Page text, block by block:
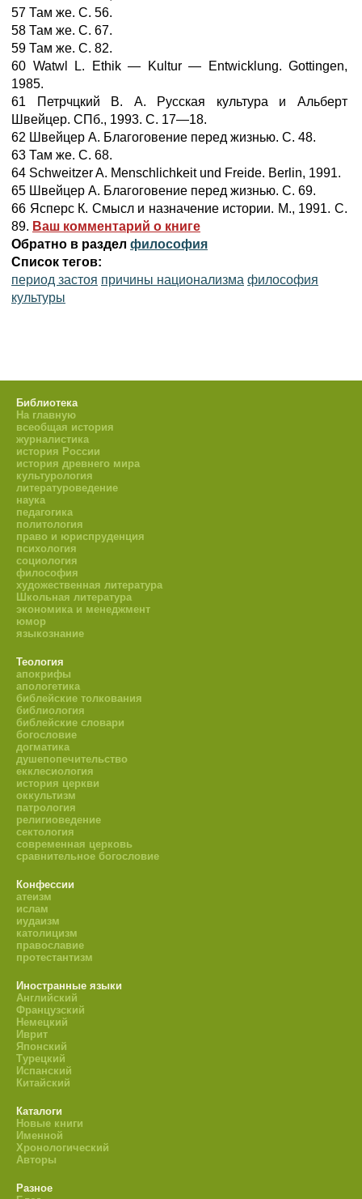
57 Там же. С. 56.
58 Там же. С. 67.
59 Там же. С. 82.
60 Watwl L. Ethik — Kultur — Entwicklung. Gottingen,
1985.
61 Петрчцкий В. А. Русская культура и Альберт
Швейцер. СПб., 1993. С. 17—18.
62 Швейцер А. Благоговение перед жизнью. С. 48.
63 Там же. С. 68.
64 Schweitzer A. Menschlichkeit und Freide. Berlin, 1991.
65 Швейцер А. Благоговение перед жизнью. С. 69.
66 Ясперс К. Смысл и назначение истории. М., 1991. С.
89. Ваш комментарий о книге
Обратно в раздел философия
Список тегов:
период застоя причины национализма философия
культуры
Библиотека
На главную
всеобщая история
журналистика
история России
история древнего мира
культурология
литературоведение
наука
педагогика
политология
право и юриспруденция
психология
социология
философия
художественная литература
Школьная литература
экономика и менеджмент
юмор
языкознание
Теология
апокрифы
апологетика
библейские толкования
библиология
библейские словари
богословие
догматика
душепопечительство
екклесиология
история церкви
оккультизм
патрология
религиоведение
сектология
современная церковь
сравнительное богословие
Конфессии
атеизм
ислам
иудаизм
католицизм
православие
протестантизм
Иностранные языки
Английский
Французский
Немецкий
Иврит
Японский
Турецкий
Испанский
Китайский
Каталоги
Новые книги
Именной
Хронологический
Авторы
Разное